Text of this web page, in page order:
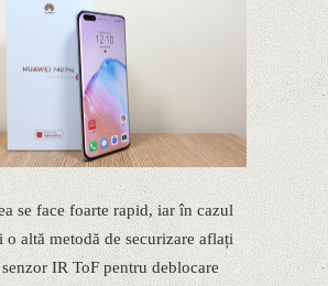
se face foarte rapid, iar în cazul
o altă metodă de securizare aflați
IR ToF pentru deblocare